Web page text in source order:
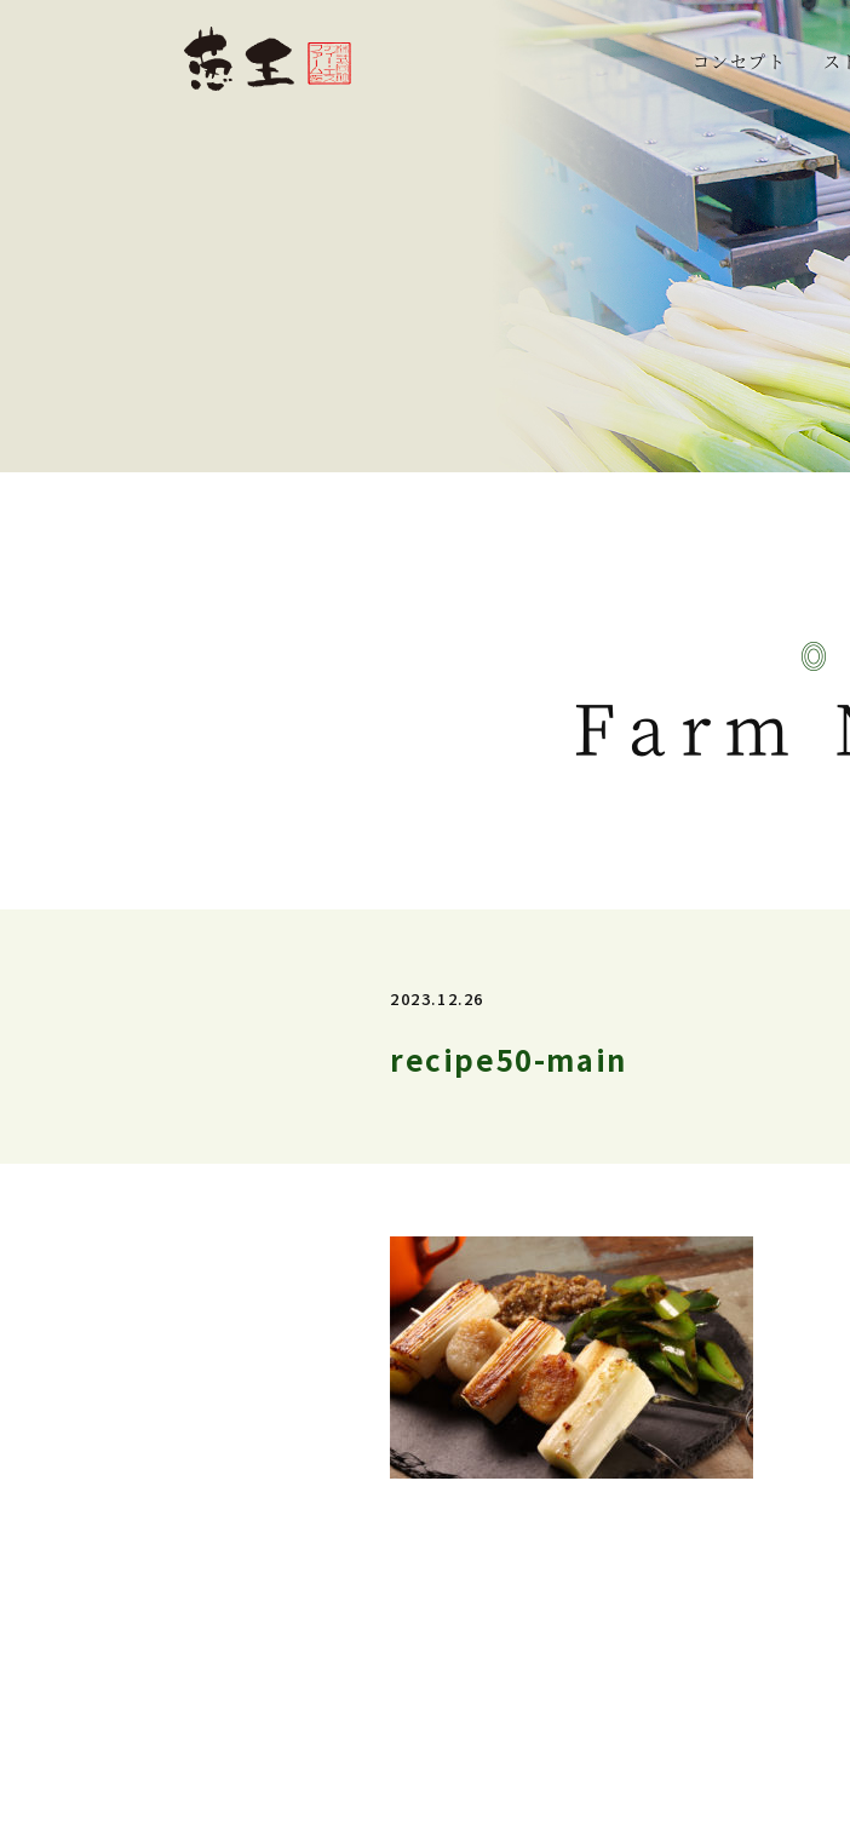
コンセプト ス
Farm
2023.12.26
recipe50-main